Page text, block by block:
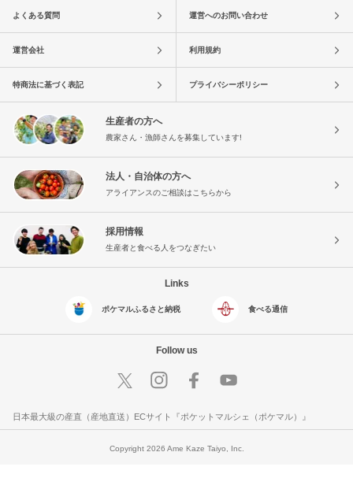
よくある質問 運営へのお問い合わせ
運営会社 利用規約
特商法に基づく表記 プライバシーポリシー
生産者の方へ
農家さん・漁師さんを募集しています!
法人・自治体の方へ
アライアンスのご相談はこちらから
採用情報
生産者と食べる人をつなぎたい
Links
ポケマルふるさと納税 食べる通信
Follow us
日本最大級の産直（産地直送）ECサイト『ポケットマルシェ（ポケマル）』
Copyright 2026 Ame Kaze Taiyo, Inc.